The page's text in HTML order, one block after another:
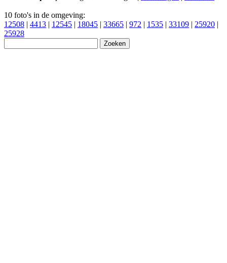
10 foto's in de omgeving:
12508 | 4413 | 12545 | 18045 | 33665 | 972 | 1535 | 33109 | 25920 |
25928